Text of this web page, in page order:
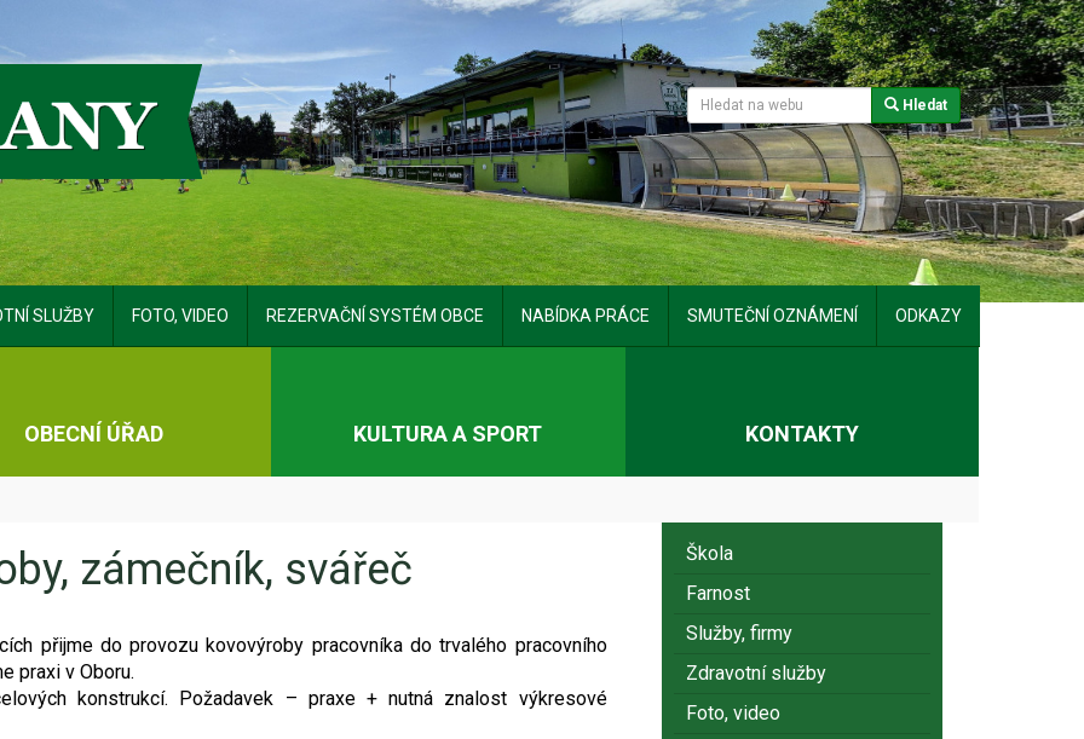
Hledat
SLUŽBY FOTO, VIDEO REZERVAČNÍ SYSTÉM OBCE NABÍDKA PRÁCE SMUTEČNÍ OZNÁMENÍ ODKAZY
OBECNÍ ÚŘAD KULTURA A SPORT KONTAKTY
zámečník, svářeč
přijme do provozu kovovýroby pracovníka do trvalého pracovního
praxi v Oboru.
konstrukcí. Požadavek – praxe + nutná znalost výkresové
Škola
Farnost
Služby, firmy
Zdravotní služby
Foto, video